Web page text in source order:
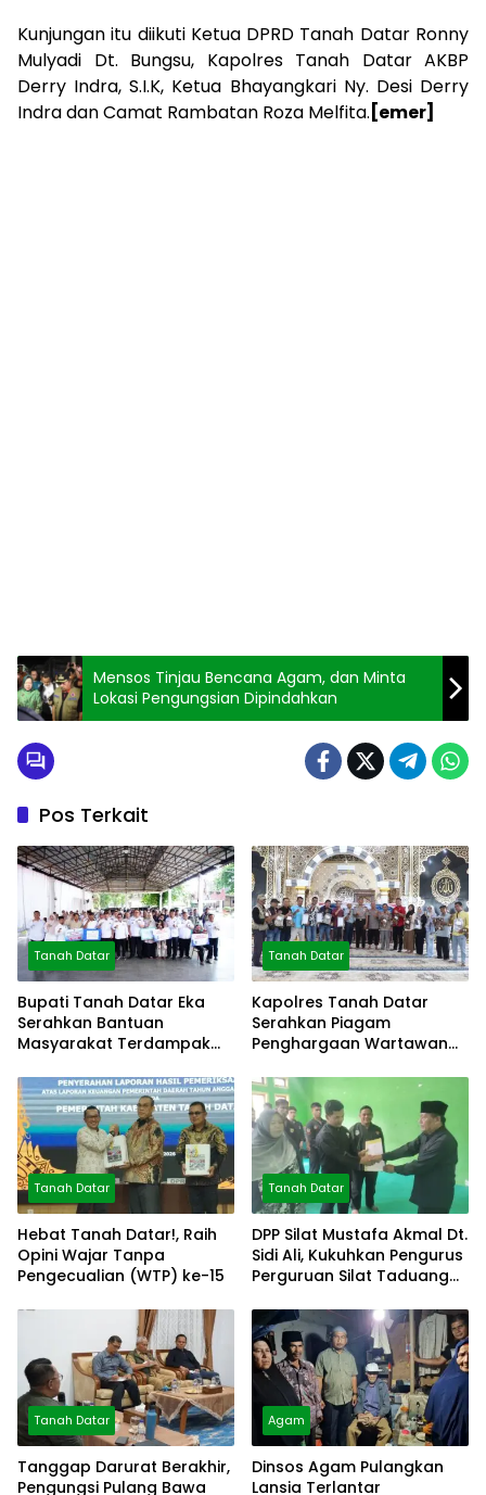
Kunjungan itu diikuti Ketua DPRD Tanah Datar Ronny
Mulyadi Dt. Bungsu, Kapolres Tanah Datar AKBP
Derry Indra, S.I.K, Ketua Bhayangkari Ny. Desi Derry
Indra dan Camat Rambatan Roza Melfita. [emer]
Mensos Tinjau Bencana Agam, dan Minta
Lokasi Pengungsian Dipindahkan
Pos Terkait
Tanah Datar
Bupati Tanah Datar Eka
Serahkan Bantuan
Masyarakat Terdampak
Tanah Datar
Kapolres Tanah Datar
Serahkan Piagam
Penghargaan Wartawan
Tanah Datar
Hebat Tanah Datar!, Raih
Opini Wajar Tanpa
Pengecualian (WTP) ke-15
Tanah Datar
DPP Silat Mustafa Akmal Dt.
Sidi Ali, Kukuhkan Pengurus
Perguruan Silat Taduang
Tanah Datar
Tanggap Darurat Berakhir,
Pengungsi Pulang Bawa
Agam
Dinsos Agam Pulangkan
Lansia Terlantar